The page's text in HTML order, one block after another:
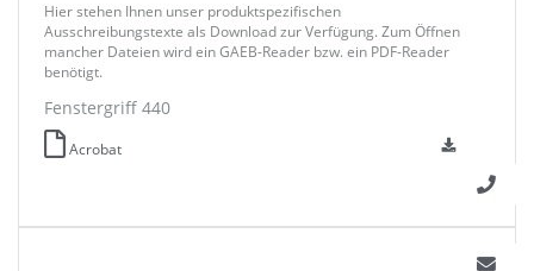
Hier stehen Ihnen unser produktspezifischen
Ausschreibungstexte als Download zur Verfügung. Zum Öffnen
mancher Dateien wird ein GAEB-Reader bzw. ein PDF-Reader
benötigt.
Fenstergriff 440
Acrobat